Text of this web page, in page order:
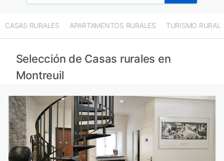
CASAS RURALES APARTAMENTOS RURALES TURISMO RURAL
Selección de Casas rurales en
Montreuil